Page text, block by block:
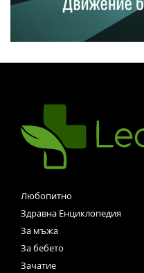
Любопитно
Здравна Енциклопедия
За мъжа
За бебето
Зачатие